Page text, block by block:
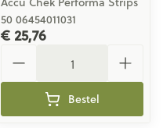
50 06454011031
€ 25,76
Bestel